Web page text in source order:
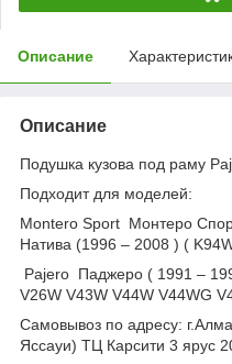
Описание
Описание
Подушка кузова под раму
Подходит для моделей:
Montero Sport Монтеро
Натива (1996 – 2008 ) (
Pajero Паджеро ( 1991 –
V26W V43W V44W V44WG
Самовывоз по адресу:
Яссауи) ТЦ Карсити 3 ярус